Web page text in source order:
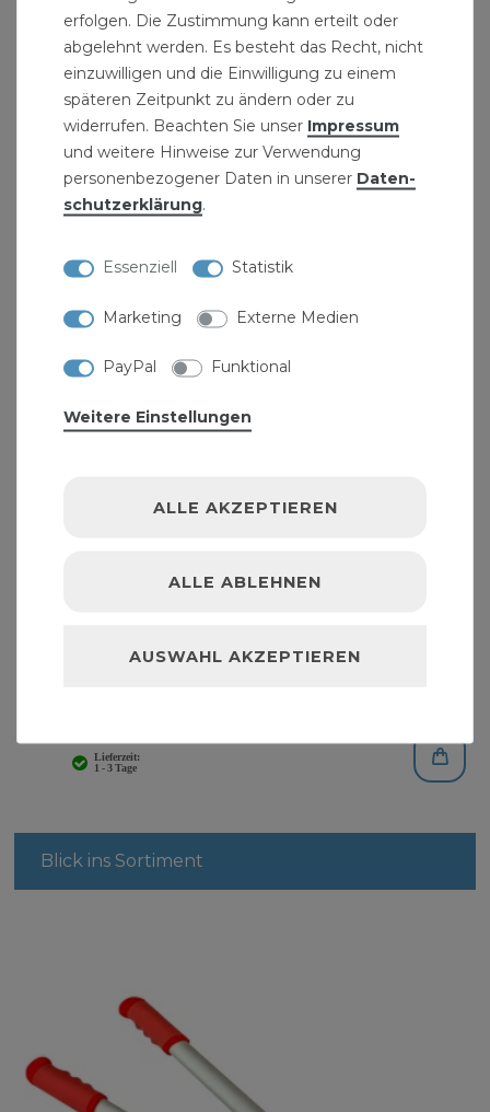
Steckschlüsselset 1/4" 45tlg
24,99 € *
| 24,99 € / Satz
Blick ins Sortiment
erfolgen. Die Zustimmung kann erteilt oder
abgelehnt werden. Es besteht das Recht, nicht
einzuwilligen und die Einwilligung zu einem
späteren Zeitpunkt zu ändern oder zu
widerrufen. Beachten Sie unser Impressum
und weitere Hinweise zur Verwendung
personenbezogener Daten in unserer Daten­
schutz­erklärung.
Essenziell Statistik
Marketing Externe Medien
PayPal Funktional
Weitere Einstellungen
ALLE AKZEPTIEREN
ALLE ABLEHNEN
AUSWAHL AKZEPTIEREN